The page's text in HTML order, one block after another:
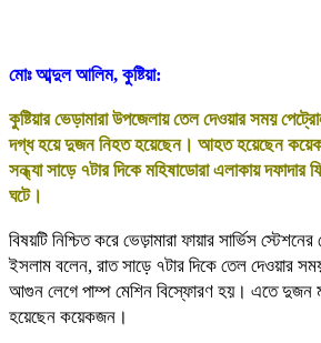
মোঃ আব্দুল আলিম, কুষ্টিয়া:
কুষ্টিয়ার ভেড়ামারা উপজেলায় তেল দেওয়ার সময়
দগ্ধ হয়ে দুজন নিহত হয়েছেন। আহত হয়েছেন
সন্ধ্যা সাড়ে ৭টার দিকে মহিষাডোরা এলাকায় দফাদার
ঘটে।
বিষয়টি নিশ্চিত করে ভেড়ামারা ফায়ার সার্ভিস
ইসলাম বলেন, রাত সাড়ে ৭টার দিকে তেল দেওয়ার সময়
আগুন লেগে পাম্প মেশিন বিস্ফোরণ হয়। এতে দুজন
হয়েছেন কয়েকজন।